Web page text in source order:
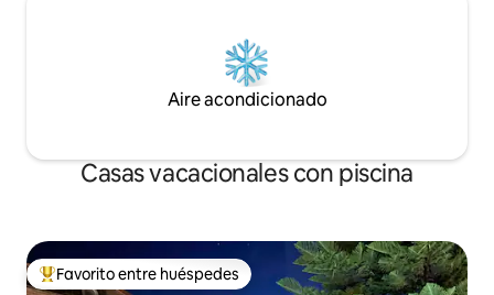
Aire acondicionado
Casas vacacionales con piscina
Favorito entre huéspedes preferido
Favorito entre huéspedes